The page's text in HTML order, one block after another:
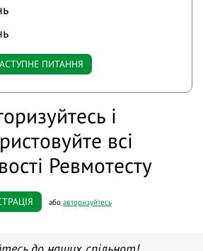
ПИТАННЯ
і
всі
Ревмотесту
або авторизуйтесь